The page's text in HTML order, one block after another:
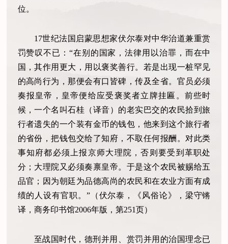
位。
17世纪法国启蒙思想家伏尔泰对中华治道兼重赏
罚赞叹不已：“在别的国家，法律用以治罪，而在中
国，其作用更大，用以褒奖善行。若是出现一桩罕见
的高尚行为，那便会有口皆碑，传及全省。官员必须
奏报皇帝，皇帝便给应受褒奖者立牌挂匾。前些时
候，一个名叫石桂（译音）的老实巴交的农民拾到旅
行者遗失的一个装有金币的钱包，他来到这个旅行者
的省份，把钱包交给了知府，不取任何报酬。对此类
事知府都必须上报京师大理院，否则要受到革职处
分；大理院又必须奏禀皇帝。于是这个农民被赐给五
品官；因为朝廷为品德高尚的农民和在农业方面有成
绩的人设有官职。”（伏尔泰，《风俗论》，梁守锵
译，商务印书馆2006年版，第251页）
至战国时代，德刑并用、赏罚并用的治国理念已